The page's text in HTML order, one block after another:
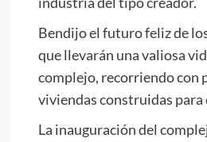
Bendijo el futuro feliz de
que llevarán una valiosa
complejo, recorriendo con
viviendas construidas para
La inauguración del